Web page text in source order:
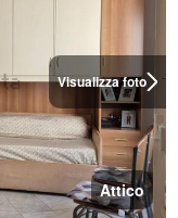
Visualizza foto
Attico